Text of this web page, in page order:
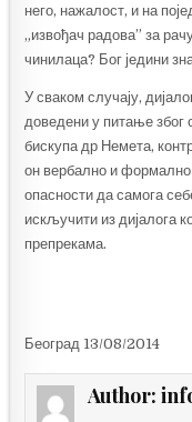
него, нажалост, и на
„извођач радова” за
чинилаца? Бог једини
У сваком случају,
доведени у питање због
бискупа др Немета,
он вербално и формално
опасности да самога
искључити из дијалога
препрекама.
Београд 13/08/2014
Author: